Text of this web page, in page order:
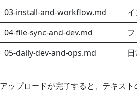
03-install-and-workflow.md
04-file-sync-and-dev.md
05-daily-dev-and-ops.md
アップロードが完了すると、テキスト